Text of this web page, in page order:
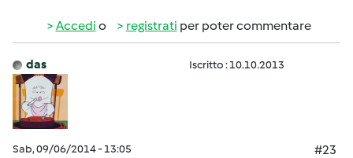
Accedi o registrati per poter commentare
das Iscritto : 10.10.2013
Sab, 09/06/2014 - 13:05
#23